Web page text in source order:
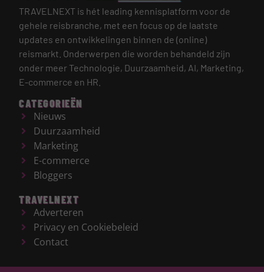
TRAVELNEXT is hét leading kennisplatform voor de
gehele reisbranche, met een focus op de laatste
updates en ontwikkelingen binnen de (online)
reismarkt. Onderwerpen die worden behandeld zijn
onder meer Technologie, Duurzaamheid, AI, Marketing,
E-commerce en HR.
CATEGORIEËN
Nieuws
Duurzaamheid
Marketing
E-commerce
Bloggers
TRAVELNEXT
Adverteren
Privacy en Cookiebeleid
Contact